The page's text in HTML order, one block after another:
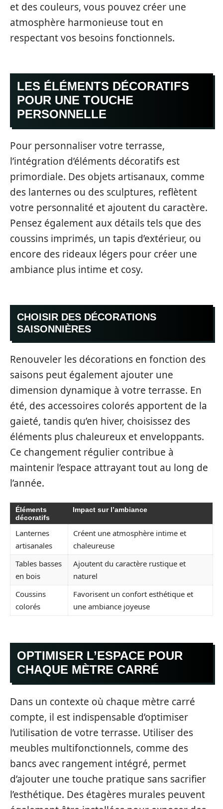
et des couleurs, vous pouvez créer une
atmosphère harmonieuse tout en
respectant vos besoins fonctionnels.
LES ÉLÉMENTS DÉCORATIFS
POUR UNE TOUCHE
PERSONNELLE
Pour personnaliser votre terrasse,
l’intégration d’éléments décoratifs est
primordiale. Des objets artisanaux, comme
des lanternes ou des sculptures, reflètent
votre personnalité et ajoutent du caractère.
Pensez également aux détails tels que des
coussins imprimés, un tapis d’extérieur, ou
encore des rideaux légers pour créer une
ambiance plus intime et cosy.
CHOISIR DES DÉCORATIONS
SAISONNIÈRES
Renouveler les décorations en fonction des
saisons peut également ajouter une
dimension dynamique à votre terrasse. En
été, des accessoires colorés apportent de la
gaieté, tandis qu’en hiver, choisissez des
éléments plus chaleureux et enveloppants.
Ce changement régulier contribue à
maintenir l’espace attrayant tout au long de
l’année.
Éléments
décoratifs
Impact sur l’ambiance
Lanternes
artisanales
Créent une atmosphère intime et
chaleureuse
Tables basses
en bois
Ajoutent du caractère rustique et
naturel
Coussins
colorés
Favorisent un confort esthétique et
une ambiance joyeuse
OPTIMISER L’ESPACE POUR
CHAQUE MÈTRE CARRÉ
Dans un contexte où chaque mètre carré
compte, il est indispensable d’optimiser
l’utilisation de votre terrasse. Utiliser des
meubles multifonctionnels, comme des
bancs avec rangement intégré, permet
d’ajouter une touche pratique sans sacrifier
l’esthétique. Des étagères murales peuvent